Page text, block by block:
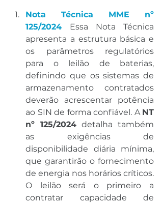
Nota Técnica MME nº
125/2024 Essa Nota Técnica
apresenta a estrutura básica e
os parâmetros regulatórios
para o leilão de baterias,
definindo que os sistemas de
armazenamento contratados
deverão acrescentar potência
ao SIN de forma confiável. A NT
nº 125/2024 detalha também
as exigências de
disponibilidade diária mínima,
que garantirão o fornecimento
de energia nos horários críticos.
O leilão será o primeiro a
contratar capacidade de